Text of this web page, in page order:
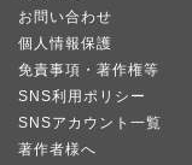
お問い合わせ
個人情報保護
免責事項・著作権等
SNS利用ポリシー
SNSアカウント一覧
著作者様へ